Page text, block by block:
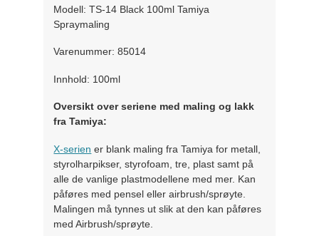
Modell: TS-14 Black 100ml Tamiya
Spraymaling
Varenummer: 85014
Innhold: 100ml
Oversikt over seriene med maling og lakk
fra Tamiya:
X-serien er blank maling fra Tamiya for metall,
styrolharpikser, styrofoam, tre, plast samt på
alle de vanlige plastmodellene med mer. Kan
påføres med pensel eller airbrush/sprøyte.
Malingen må tynnes ut slik at den kan påføres
med Airbrush/sprøyte.